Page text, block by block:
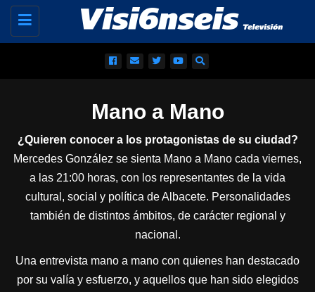
Toggle
navigation
Mano a Mano
¿Quieren conocer a los protagonistas de su ciudad?
Mercedes González se sienta Mano a Mano cada viernes,
a las 21:00 horas, con los representantes de la vida
cultural, social y política de Albacete. Personalidades
también de distintos ámbitos, de carácter regional y
nacional.
Una entrevista mano a mano con quienes han destacado
por su valía y esfuerzo, y aquellos que han sido elegidos